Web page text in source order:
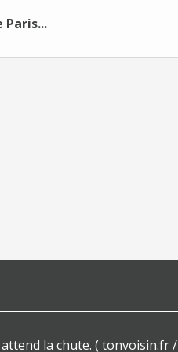
Paris...
la chute. ( tonvoisin.fr /